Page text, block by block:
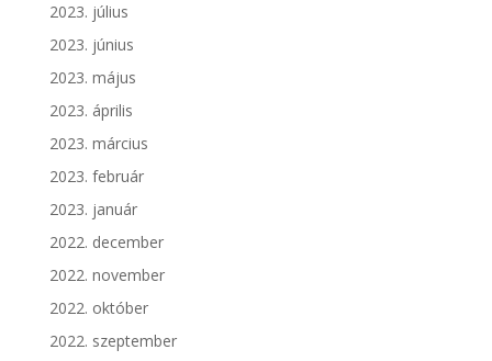
2023. július
2023. június
2023. május
2023. április
2023. március
2023. február
2023. január
2022. december
2022. november
2022. október
2022. szeptember